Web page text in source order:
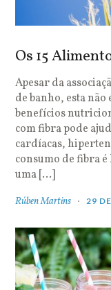
Os 15
Apesar da
de banho, esta
benefícios
com fibra pode
cardíacas,
consumo de fibra
uma […]
Rúben Martins 29